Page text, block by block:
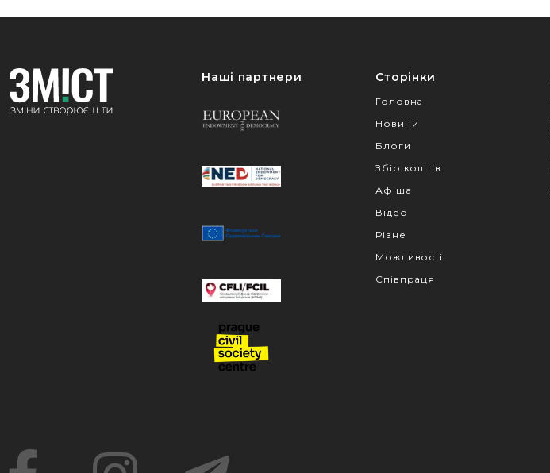
Наші партнери Сторінки
Головна
Новини
Блоги
Збір коштів
Афіша
Відео
Різне
Можливості
Співпраця